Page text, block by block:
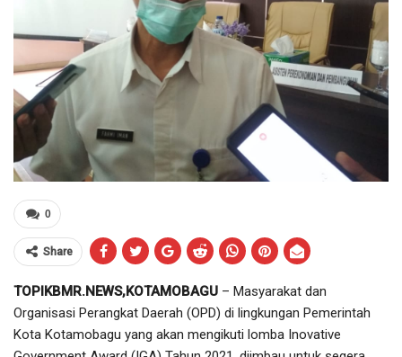
0
Share
TOPIKBMR.NEWS,KOTAMOBAGU – Masyarakat dan
Organisasi Perangkat Daerah (OPD) di lingkungan Pemerintah
Kota Kotamobagu yang akan mengikuti lomba Inovative